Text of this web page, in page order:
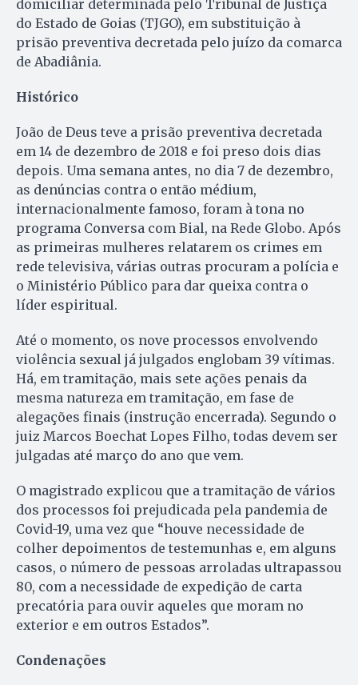
domiciliar determinada pelo Tribunal de Justiça
do Estado de Goias (TJGO), em substituição à
prisão preventiva decretada pelo juízo da comarca
de Abadiânia.
Histórico
João de Deus teve a prisão preventiva decretada
em 14 de dezembro de 2018 e foi preso dois dias
depois. Uma semana antes, no dia 7 de dezembro,
as denúncias contra o então médium,
internacionalmente famoso, foram à tona no
programa Conversa com Bial, na Rede Globo. Após
as primeiras mulheres relatarem os crimes em
rede televisiva, várias outras procuram a polícia e
o Ministério Público para dar queixa contra o
líder espiritual.
Até o momento, os nove processos envolvendo
violência sexual já julgados englobam 39 vítimas.
Há, em tramitação, mais sete ações penais da
mesma natureza em tramitação, em fase de
alegações finais (instrução encerrada). Segundo o
juiz Marcos Boechat Lopes Filho, todas devem ser
julgadas até março do ano que vem.
O magistrado explicou que a tramitação de vários
dos processos foi prejudicada pela pandemia de
Covid-19, uma vez que “houve necessidade de
colher depoimentos de testemunhas e, em alguns
casos, o número de pessoas arroladas ultrapassou
80, com a necessidade de expedição de carta
precatória para ouvir aqueles que moram no
exterior e em outros Estados”.
Condenações